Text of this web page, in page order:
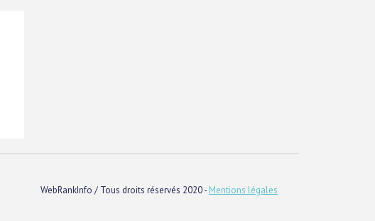
WebRankInfo / Tous droits réservés 2020 - Mentions légales